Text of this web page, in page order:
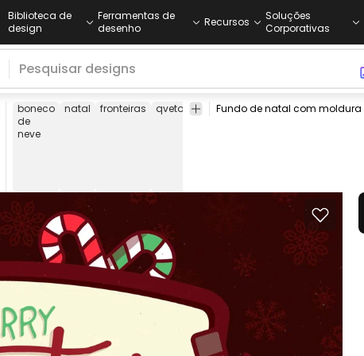
Biblioteca de
design
Ferramentas de
desenho
Recursos
Soluções
Corporativas
boneco
de
neve
natal fronteiras qvetores qvetores
bonecos
natal